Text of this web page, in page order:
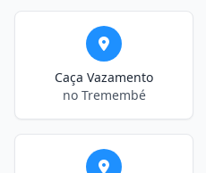
Caça Vazamento
no Tremembé